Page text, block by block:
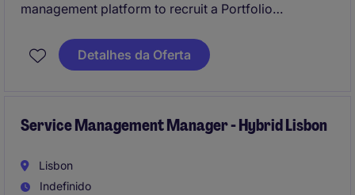
management platform to recruit a Portfolio
team overseeing a large and diversified real estate
portfolio across Europe.
strategic thinking, financial expertise, and leadership,
and financing partners.
Detalhes da Oferta
Service Management Manager - Hybrid Lisbon
Lisbon
Indefinido